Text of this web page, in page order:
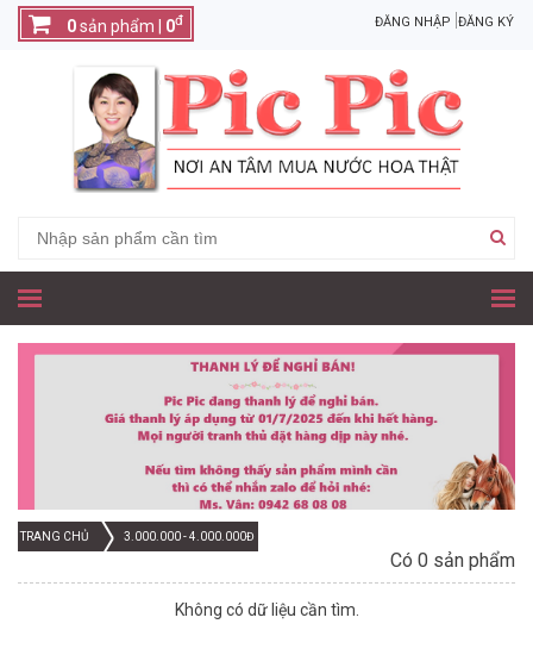
ĐĂNG NHẬP ĐĂNG KÝ
0sản phẩm | 0đ
TRANG CHỦ 3.000.000 - 4.000.000Đ
Có 0 sản phẩm
Không có dữ liệu cần tìm.